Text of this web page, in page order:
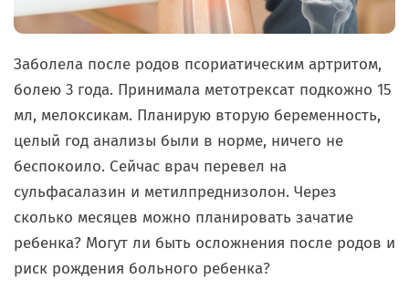
Заболела после родов псориатическим артритом,
болею 3 года. Принимала метотрексат подкожно 15
мл, мелоксикам. Планирую вторую беременность,
целый год анализы были в норме, ничего не
беспокоило. Сейчас врач перевел на
сульфасалазин и метилпреднизолон. Через
сколько месяцев можно планировать зачатие
ребенка? Могут ли быть осложнения после родов и
риск рождения больного ребенка?